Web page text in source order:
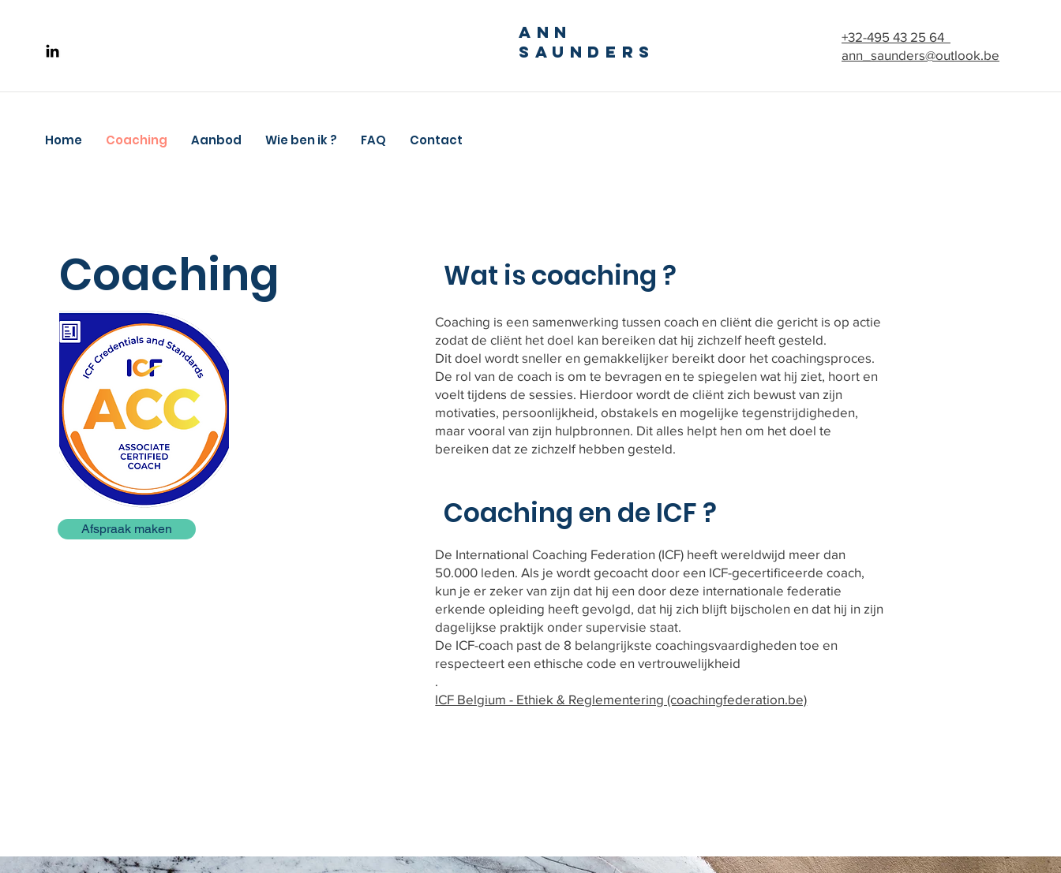
ANN
SAUNDERS
+32-495 43 25 64
ann_saunders@outlook.be
Home Coaching Aanbod Wie ben ik ? FAQ Contact
Coaching
Afspraak maken
Wat is coaching ?
Coaching is een samenwerking tussen coach en cliënt die gericht is op actie
zodat de cliënt het doel kan bereiken dat hij zichzelf heeft gesteld.
Dit doel wordt sneller en gemakkelijker bereikt door het coachingsproces.
De rol van de coach is om te bevragen en te spiegelen wat hij ziet, hoort en
voelt tijdens de sessies. Hierdoor wordt de cliënt zich bewust van zijn
motivaties, persoonlijkheid, obstakels en mogelijke tegenstrijdigheden,
maar vooral van zijn hulpbronnen. Dit alles helpt hen om het doel te
bereiken dat ze zichzelf hebben gesteld.
Coaching en de ICF ?
De International Coaching Federation (ICF) heeft wereldwijd meer dan
50.000 leden. Als je wordt gecoacht door een ICF-gecertificeerde coach,
kun je er zeker van zijn dat hij een door deze internationale federatie
erkende opleiding heeft gevolgd, dat hij zich blijft bijscholen en dat hij in zijn
dagelijkse praktijk onder supervisie staat.
De ICF-coach past de 8 belangrijkste coachingsvaardigheden toe en
respecteert een ethische code en vertrouwelijkheid
.
ICF Belgium - Ethiek & Reglementering (coachingfederation.be)